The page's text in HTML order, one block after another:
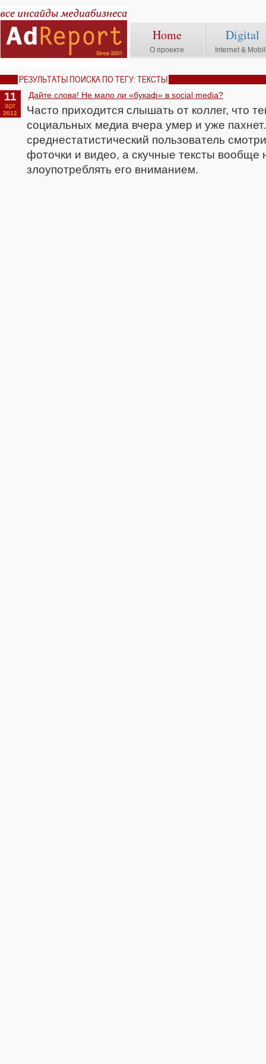
Home
О проекте
Digital
Internet &
РЕЗУЛЬТАТЫ ПОИСКА ПО ТЕГУ: ТЕКСТЫ
11
apr
2012
Дайте слова! Не мало ли «букаф» в social media?
Часто приходится слышать от коллег, что
социальных медиа вчера умер и уже
среднестатистический пользователь
фоточки и видео, а скучные тексты вообще
злоупотреблять его вниманием.